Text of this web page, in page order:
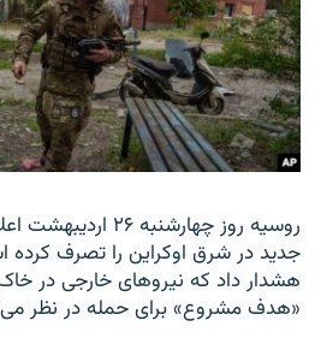
روسیه روز چهارشنبه
جدید در شرق اوکراین را تصرف
هشدار داد که نیروهای خارجی در خاک
«هدف مشروع» برای حمله در نظر